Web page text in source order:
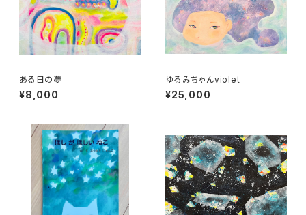
ある日の夢
¥8,000
ゆるみちゃんviolet
¥25,000